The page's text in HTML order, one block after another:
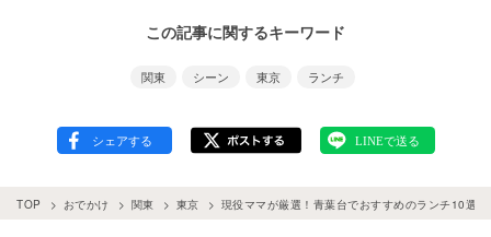
この記事に関するキーワード
関東 シーン 東京 ランチ
TOP おでかけ 関東 東京 現役ママが厳選！青葉台でおすすめのランチ10選